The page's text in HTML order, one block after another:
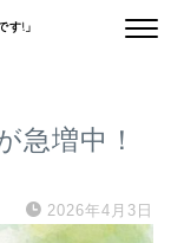
!」
急増中！
2026年4月3日